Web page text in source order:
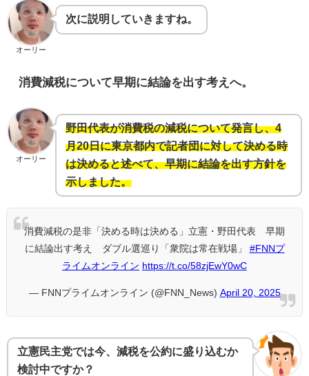
オーリー
次に説明していきますね。
消費減税について早期に結論を出す考えへ。
オーリー
野田代表が消費税の減税について発言し、4
月20日に東京都内で記者団に対して決める時
は決めると述べて、早期に結論を出す方針を
示しました。
消費減税の是非「決める時は決める」立憲・野田代表 早期
に結論出す考え ダブル選巡り「衆院は常在戦場」 #FNNプ
ライムオンライン https://t.co/58zjEwY0wC
— FNNプライムオンライン (@FNN_News) April 20, 2025
立憲民主党では今、減税を公約に盛り込むか
検討中ですか？